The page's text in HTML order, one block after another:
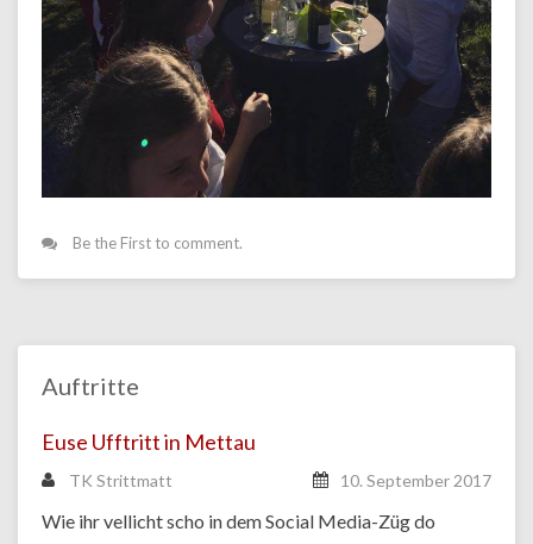
Be the First to comment.
Auftritte
Euse Ufftritt in Mettau
TK Strittmatt 10. September 2017
Wie ihr vellicht scho in dem Social Media-Züg do